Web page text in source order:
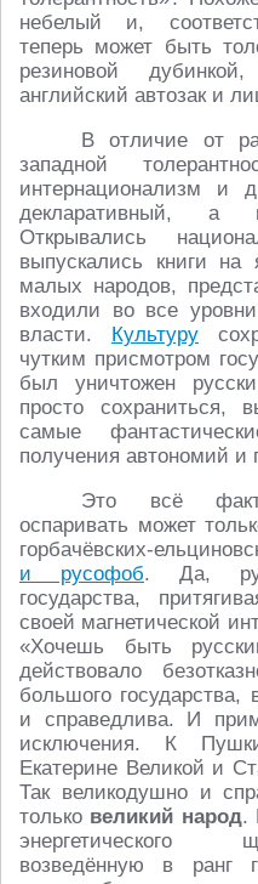
небелый и,
теперь может быть
резиновой
английский автозак и
В отличие от
западной
интернационализм и
декларативный, а
Открывались
выпускались книги
малых народов,
входили во все
власти. Культуру
чутким присмотром
был уничтожен
просто сохраниться,
самые
получения автономий и
Это всё
оспаривать может
горбачёвских-
и русофоб. Да,
государства,
своей магнетической
«Хочешь быть
действовало
большого
и справедлива. И
исключения. К
Екатерине Великой и
Так великодушно и
только великий народ.
энергетического
возведённую в ранг